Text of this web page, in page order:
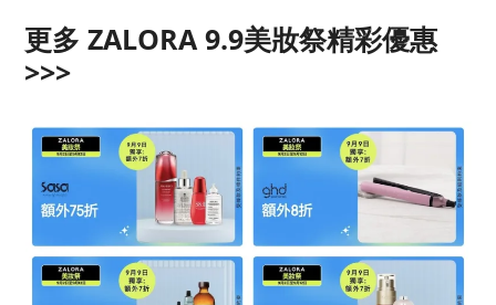
更多 ZALORA 9.9美妝祭精彩優惠
>>>